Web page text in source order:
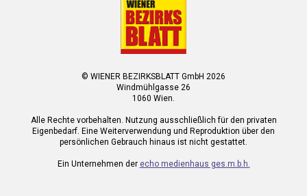
© WIENER BEZIRKSBLATT GmbH 2026
Windmühlgasse 26
1060 Wien.
Alle Rechte vorbehalten. Nutzung ausschließlich für den privaten
Eigenbedarf. Eine Weiterverwendung und Reproduktion über den
persönlichen Gebrauch hinaus ist nicht gestattet.
Ein Unternehmen der echo medienhaus ges.m.b.h.